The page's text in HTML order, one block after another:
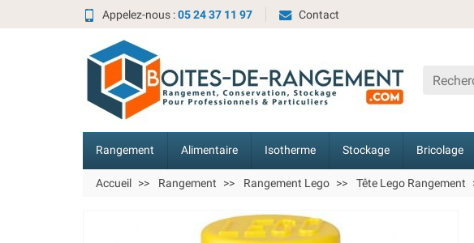
Appelez-nous :05 24 37 11 97 Contact
Rangement Alimentaire Isotherme Stockage Bricolage
Accueil Rangement Rangement Lego Tête Lego Rangement